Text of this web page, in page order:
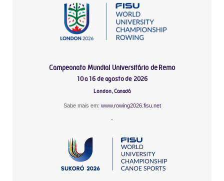
Campeonato Mundial Universitário de Remo
10 a 16 de agosto de 2026
London, Canadá
Sabe mais em: www.rowing2026.fisu.net
-